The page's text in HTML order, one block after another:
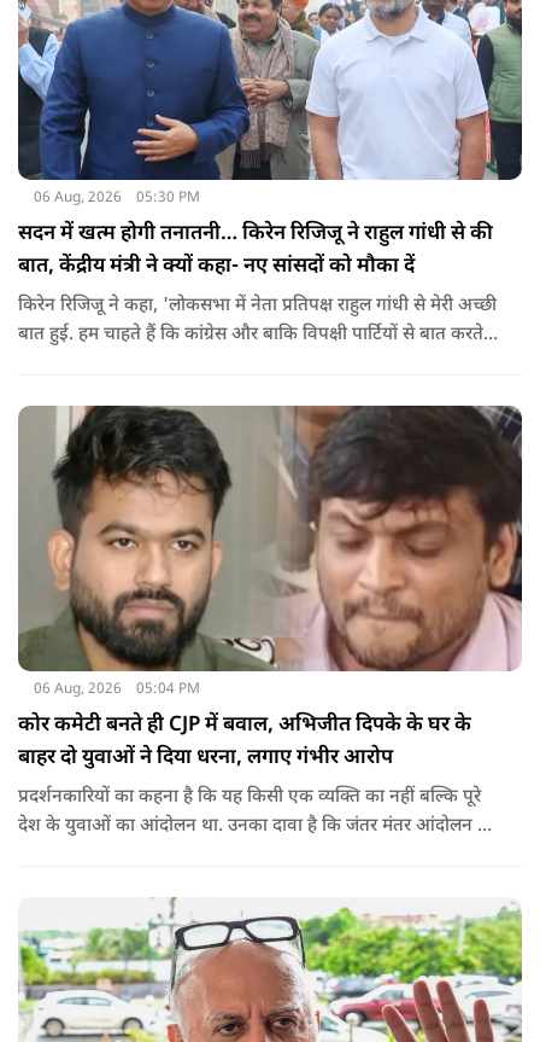
06 Aug, 2026 05:30 PM
सदन में खत्म होगी तनातनी… किरेन रिजिजू ने राहुल गांधी से की
बात, केंद्रीय मंत्री ने क्यों कहा- नए सांसदों को मौका दें
किरेन रिजिजू ने कहा, 'लोकसभा में नेता प्रतिपक्ष राहुल गांधी से मेरी अच्छी
बात हुई. हम चाहते हैं कि कांग्रेस और बाकि विपक्षी पार्टियों से बात करते
06 Aug, 2026 05:04 PM
कोर कमेटी बनते ही CJP में बवाल, अभिजीत दिपके के घर के
बाहर दो युवाओं ने दिया धरना, लगाए गंभीर आरोप
प्रदर्शनकारियों का कहना है कि यह किसी एक व्यक्ति का नहीं बल्कि पूरे
देश के युवाओं का आंदोलन था. उनका दावा है कि जंतर मंतर आंदोलन से